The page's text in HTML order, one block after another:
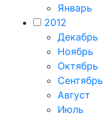
Январь
2012
Декабрь
Ноябрь
Октябрь
Сентябрь
Август
Июль